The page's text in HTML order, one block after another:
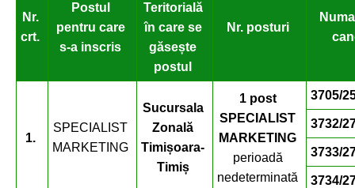
Nr.
crt.
Postul
pentru care
s-a inscris
Teritorială
în care se
găsește
postul
Nr. posturi
1.
SPECIALIST
MARKETING
Sucursala
Zonală
Timișoara-
Timiș
1 post
SPECIALIST
MARKETING
perioadă
nedeterminată
3705/
3732/
3733/
3734/